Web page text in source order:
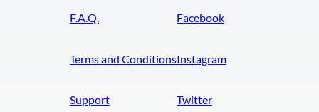
F.A.Q.
Terms and Conditions
Support
Facebook
Instagram
Twitter